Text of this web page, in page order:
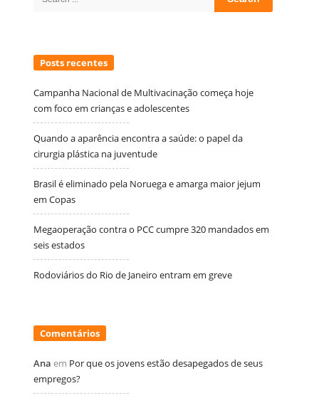
Posts recentes
Campanha Nacional de Multivacinação começa hoje
com foco em crianças e adolescentes
Quando a aparência encontra a saúde: o papel da
cirurgia plástica na juventude
Brasil é eliminado pela Noruega e amarga maior jejum
em Copas
Megaoperação contra o PCC cumpre 320 mandados em
seis estados
Rodoviários do Rio de Janeiro entram em greve
Comentários
Ana em Por que os jovens estão desapegados de seus
empregos?